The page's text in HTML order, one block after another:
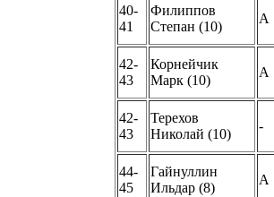
40-
41
Филиппов
Степан (10)
A
42-
43
Корнейчик
Марк (10)
A
42-
43
Терехов
Николай (10)
-
44-
45
Гайнуллин
Ильдар (8)
A